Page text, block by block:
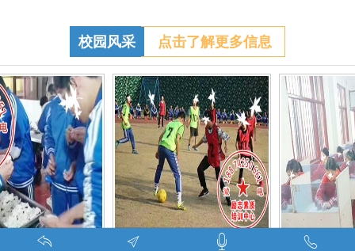
校园风采 点击了解更多信息